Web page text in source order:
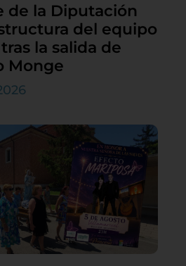
de la Diputación
del equipo
la salida de
Monge